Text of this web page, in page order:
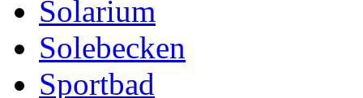
Solarium
Solebecken
Sportbad